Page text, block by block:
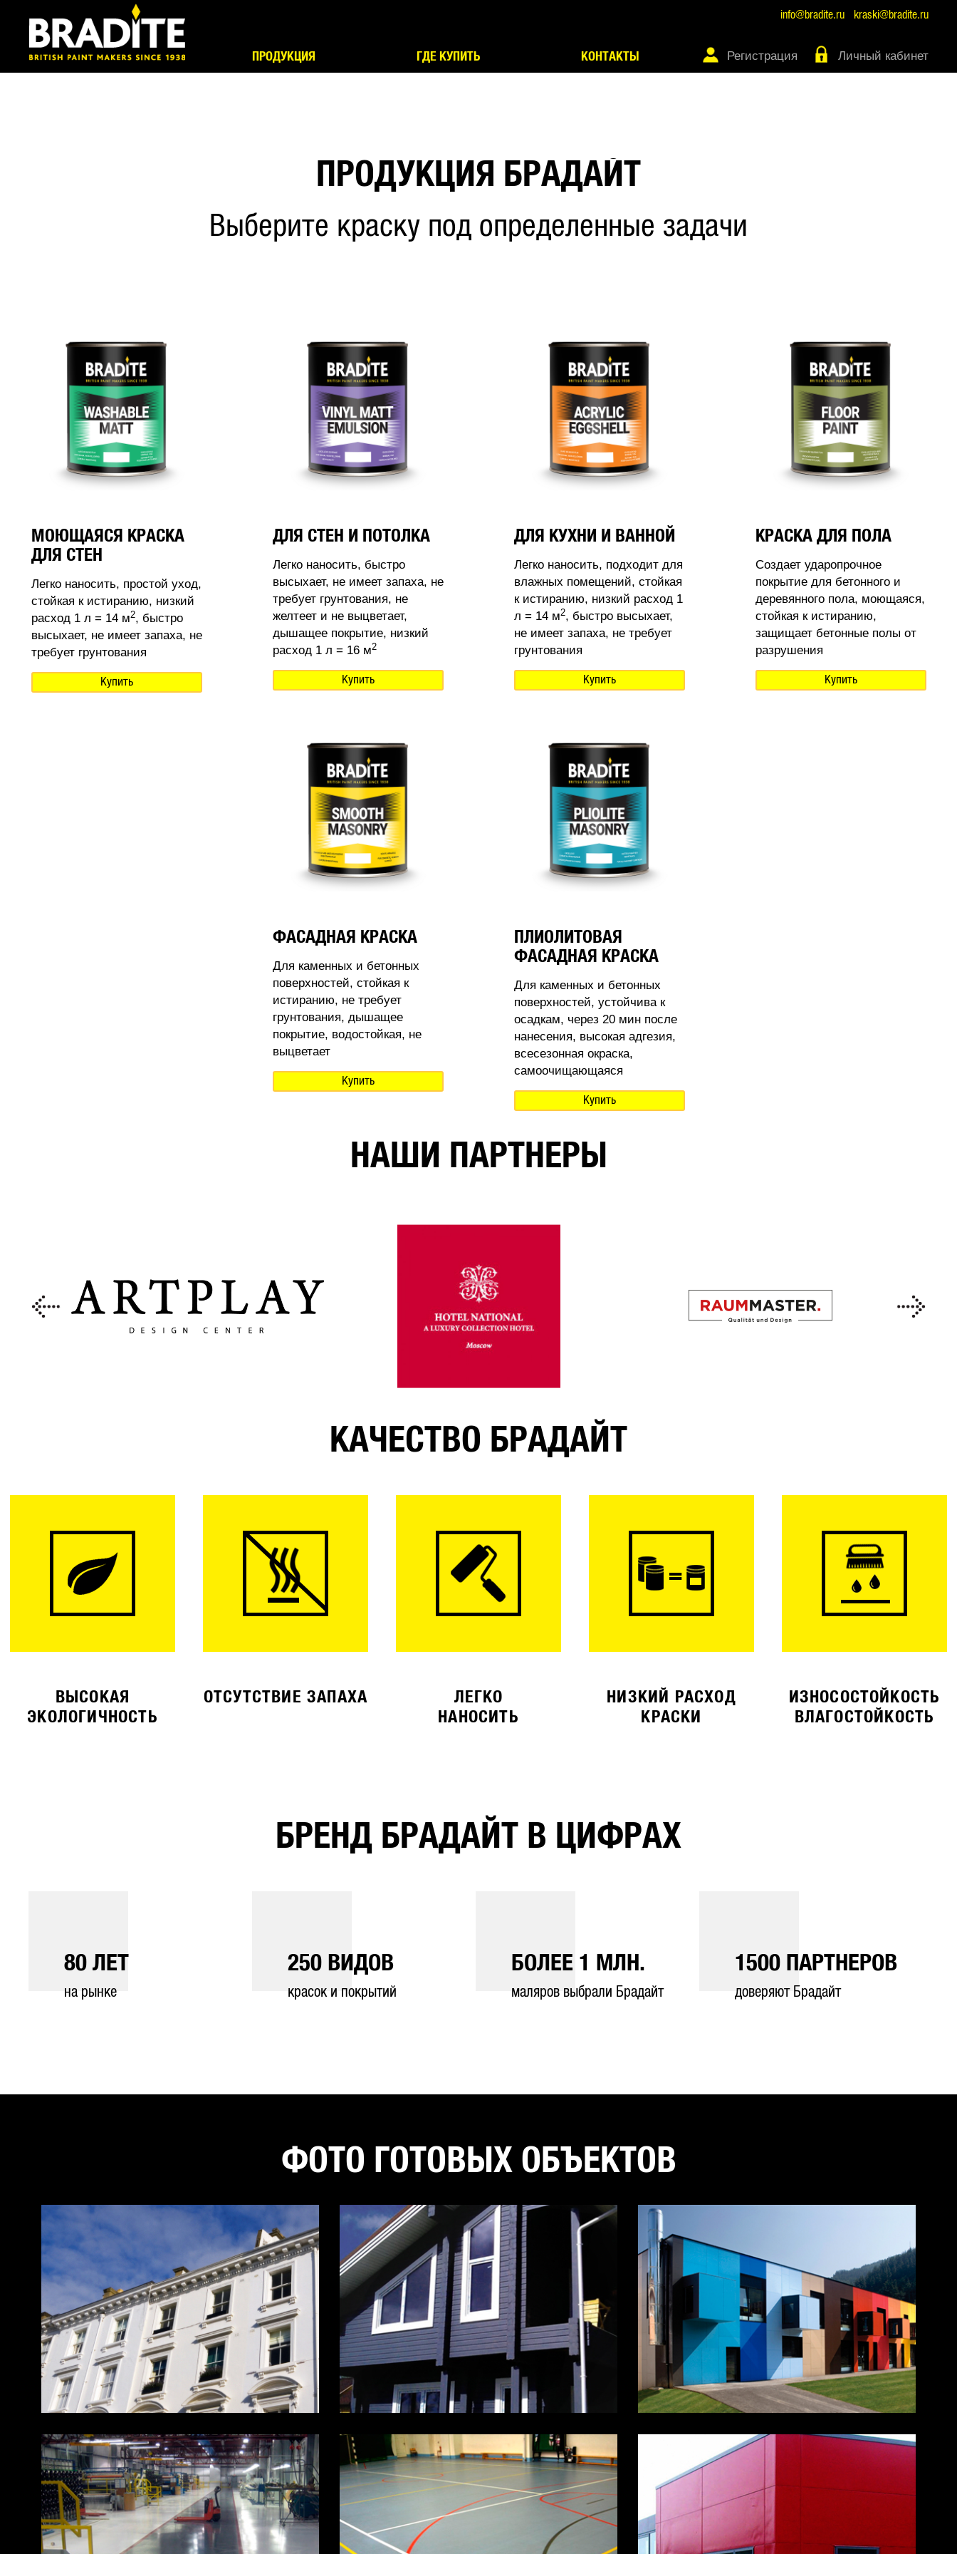
info@bradite.ru kraski@bradite.ru
ПРОДУКЦИЯ ГДЕ КУПИТЬ КОНТАКТЫ Регистрация Личный кабинет
ПРОДУКЦИЯ БРАДАЙТ
Выберите краску под определенные задачи
МОЮЩАЯСЯ КРАСКА
ДЛЯ СТЕН
Легко наносить, простой уход,
стойкая к истиранию, низкий
расход 1 л = 14 м2, быстро
высыхает, не имеет запаха, не
требует грунтования
Купить
ДЛЯ СТЕН И ПОТОЛКА
Легко наносить, быстро
высыхает, не имеет запаха, не
требует грунтования, не
желтеет и не выцветает,
дышащее покрытие, низкий
расход 1 л = 16 м2
Купить
ДЛЯ КУХНИ И ВАННОЙ
Легко наносить, подходит для
влажных помещений, стойкая
к истиранию, низкий расход 1
л = 14 м2, быстро высыхает,
не имеет запаха, не требует
грунтования
Купить
КРАСКА ДЛЯ ПОЛА
Создает ударопрочное
покрытие для бетонного и
деревянного пола, моющаяся,
стойкая к истиранию,
защищает бетонные полы от
разрушения
Купить
ФАСАДНАЯ КРАСКА
Для каменных и бетонных
поверхностей, стойкая к
истиранию, не требует
грунтования, дышащее
покрытие, водостойкая, не
выцветает
Купить
ПЛИОЛИТОВАЯ
ФАСАДНАЯ КРАСКА
Для каменных и бетонных
поверхностей, устойчива к
осадкам, через 20 мин после
нанесения, высокая адгезия,
всесезонная окраска,
самоочищающаяся
Купить
НАШИ ПАРТНЕРЫ
Previous
КАЧЕСТВО БРАДАЙТ
ВЫСОКАЯ
ЭКОЛОГИЧНОСТЬ
ОТСУТСТВИЕ ЗАПАХА
ЛЕГКО
НАНОСИТЬ
НИЗКИЙ РАСХОД
КРАСКИ
ИЗНОСОСТОЙКОСТЬ
ВЛАГОСТОЙКОСТЬ
БРЕНД БРАДАЙТ В ЦИФРАХ
80 ЛЕТ
на рынке
250 ВИДОВ
красок и покрытий
БОЛЕЕ 1 МЛН.
маляров выбрали Брадайт
1500 ПАРТНЕРОВ
доверяют Брадайт
ФОТО ГОТОВЫХ ОБЪЕКТОВ